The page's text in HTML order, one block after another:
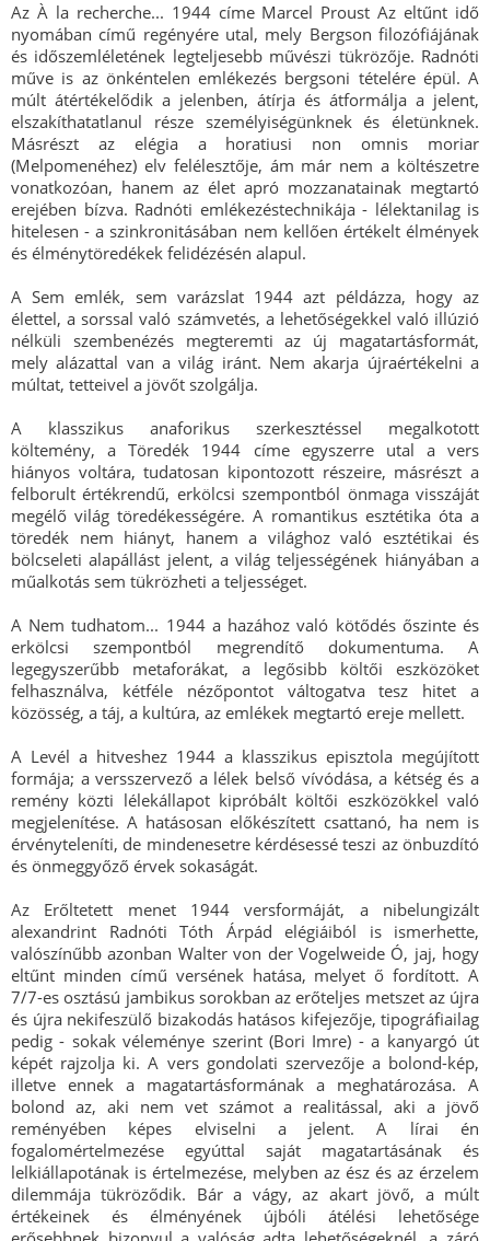
Az À la recherche... 1944 címe Marcel Proust Az eltűnt idő
nyomában című regényére utal, mely Bergson filozófiájának
és időszemléletének legteljesebb művészi tükrözője. Radnóti
műve is az önkéntelen emlékezés bergsoni tételére épül. A
múlt átértékelődik a jelenben, átírja és átformálja a jelent,
elszakíthatatlanul része személyiségünknek és életünknek.
Másrészt az elégia a horatiusi non omnis moriar
(Melpomenéhez) elv felélesztője, ám már nem a költészetre
vonatkozóan, hanem az élet apró mozzanatainak megtartó
erejében bízva. Radnóti emlékezéstechnikája - lélektanilag is
hitelesen - a szinkronitásában nem kellően értékelt élmények
és élménytöredékek felidézésén alapul.
A Sem emlék, sem varázslat 1944 azt példázza, hogy az
élettel, a sorssal való számvetés, a lehetőségekkel való illúzió
nélküli szembenézés megteremti az új magatartásformát,
mely alázattal van a világ iránt. Nem akarja újraértékelni a
múltat, tetteivel a jövőt szolgálja.
A klasszikus anaforikus szerkesztéssel megalkotott
költemény, a Töredék 1944 címe egyszerre utal a vers
hiányos voltára, tudatosan kipontozott részeire, másrészt a
felborult értékrendű, erkölcsi szempontból önmaga visszáját
megélő világ töredékességére. A romantikus esztétika óta a
töredék nem hiányt, hanem a világhoz való esztétikai és
bölcseleti alapállást jelent, a világ teljességének hiányában a
műalkotás sem tükrözheti a teljességet.
A Nem tudhatom... 1944 a hazához való kötődés őszinte és
erkölcsi szempontból megrendítő dokumentuma. A
legegyszerűbb metaforákat, a legősibb költői eszközöket
felhasználva, kétféle nézőpontot váltogatva tesz hitet a
közösség, a táj, a kultúra, az emlékek megtartó ereje mellett.
A Levél a hitveshez 1944 a klasszikus episztola megújított
formája; a versszervező a lélek belső vívódása, a kétség és a
remény közti lélekállapot kipróbált költői eszközökkel való
megjelenítése. A hatásosan előkészített csattanó, ha nem is
érvényteleníti, de mindenesetre kérdésessé teszi az önbuzdító
és önmeggyőző érvek sokaságát.
Az Erőltetett menet 1944 versformáját, a nibelungizált
alexandrint Radnóti Tóth Árpád elégiáiból is ismerhette,
valószínűbb azonban Walter von der Vogelweide Ó, jaj, hogy
eltűnt minden című versének hatása, melyet ő fordított. A
7/7-es osztású jambikus sorokban az erőteljes metszet az újra
és újra nekifeszülő bizakodás hatásos kifejezője, tipográfiailag
pedig - sokak véleménye szerint (Bori Imre) - a kanyargó út
képét rajzolja ki. A vers gondolati szervezője a bolond-kép,
illetve ennek a magatartásformának a meghatározása. A
bolond az, aki nem vet számot a realitással, aki a jövő
reményében képes elviselni a jelent. A lírai én
fogalomértelmezése egyúttal saját magatartásának és
lelkiállapotának is értelmezése, melyben az ész és az érzelem
dilemmája tükröződik. Bár a vágy, az akart jövő, a múlt
értékeinek és élményének újbóli átélési lehetősége